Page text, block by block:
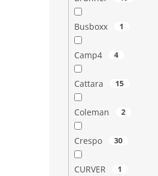
Busboxx 1
Camp4 4
Cattara 15
Coleman 2
Crespo 30
CURVER 1